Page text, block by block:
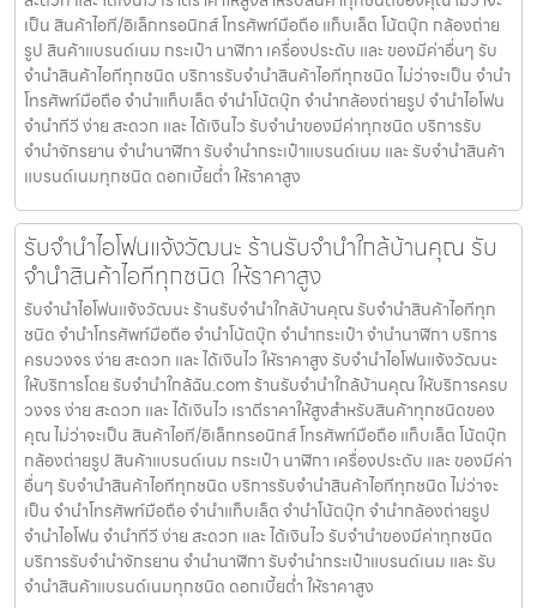
เป็น สินค้าไอที/อิเล็กทรอนิกส์ โทรศัพท์มือถือ แท็บเล็ต โน้ตบุ๊ก กล้องถ่าย
รูป สินค้าแบรนด์เนม กระเป๋า นาฬิกา เครื่องประดับ และ ของมีค่าอื่นๆ รับ
จำนำสินค้าไอทีทุกชนิด บริการรับจำนำสินค้าไอทีทุกชนิด ไม่ว่าจะเป็น จำนำ
โทรศัพท์มือถือ จำนำแท็บเล็ต จำนำโน้ตบุ๊ก จำนำกล้องถ่ายรูป จำนำไอโฟน
จำนำทีวี ง่าย สะดวก และ ได้เงินไว รับจำนำของมีค่าทุกชนิด บริการรับ
จำนำจักรยาน จำนำนาฬิกา รับจำนำกระเป๋าแบรนด์เนม และ รับจำนำสินค้า
แบรนด์เนมทุกชนิด ดอกเบี้ยต่ำ ให้ราคาสูง
รับจำนำไอโฟนแจ้งวัฒนะ ร้านรับจำนำใกล้บ้านคุณ รับ
จำนำสินค้าไอทีทุกชนิด ให้ราคาสูง
รับจำนำไอโฟนแจ้งวัฒนะ ร้านรับจำนำใกล้บ้านคุณ รับจำนำสินค้าไอทีทุก
ชนิด จำนำโทรศัพท์มือถือ จำนำโน้ตบุ๊ก จำนำกระเป๋า จำนำนาฬิกา บริการ
ครบวงจร ง่าย สะดวก และ ได้เงินไว ให้ราคาสูง รับจำนำไอโฟนแจ้งวัฒนะ
ให้บริการโดย รับจํานําใกล้ฉัน.com ร้านรับจำนำใกล้บ้านคุณ ให้บริการครบ
วงจร ง่าย สะดวก และ ได้เงินไว เราตีราคาให้สูงสำหรับสินค้าทุกชนิดของ
คุณ ไม่ว่าจะเป็น สินค้าไอที/อิเล็กทรอนิกส์ โทรศัพท์มือถือ แท็บเล็ต โน้ตบุ๊ก
กล้องถ่ายรูป สินค้าแบรนด์เนม กระเป๋า นาฬิกา เครื่องประดับ และ ของมีค่า
อื่นๆ รับจำนำสินค้าไอทีทุกชนิด บริการรับจำนำสินค้าไอทีทุกชนิด ไม่ว่าจะ
เป็น จำนำโทรศัพท์มือถือ จำนำแท็บเล็ต จำนำโน้ตบุ๊ก จำนำกล้องถ่ายรูป
จำนำไอโฟน จำนำทีวี ง่าย สะดวก และ ได้เงินไว รับจำนำของมีค่าทุกชนิด
บริการรับจำนำจักรยาน จำนำนาฬิกา รับจำนำกระเป๋าแบรนด์เนม และ รับ
จำนำสินค้าแบรนด์เนมทุกชนิด ดอกเบี้ยต่ำ ให้ราคาสูง